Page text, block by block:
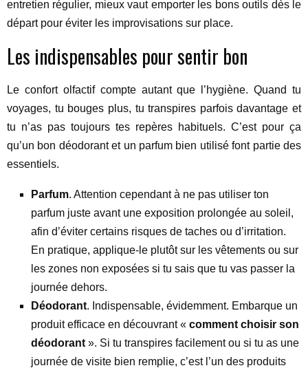
entretien régulier, mieux vaut emporter les bons outils dès le
départ pour éviter les improvisations sur place.
Les indispensables pour sentir bon
Le confort olfactif compte autant que l’hygiène. Quand tu
voyages, tu bouges plus, tu transpires parfois davantage et
tu n’as pas toujours tes repères habituels. C’est pour ça
qu’un bon déodorant et un parfum bien utilisé font partie des
essentiels.
Parfum. Attention cependant à ne pas utiliser ton
parfum juste avant une exposition prolongée au soleil,
afin d’éviter certains risques de taches ou d’irritation.
En pratique, applique-le plutôt sur les vêtements ou sur
les zones non exposées si tu sais que tu vas passer la
journée dehors.
Déodorant. Indispensable, évidemment. Embarque un
produit efficace en découvrant « comment choisir son
déodorant ». Si tu transpires facilement ou si tu as une
journée de visite bien remplie, c’est l’un des produits